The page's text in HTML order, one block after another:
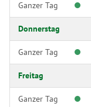
Ganzer Tag
Donnerstag
Ganzer Tag
Freitag
Ganzer Tag